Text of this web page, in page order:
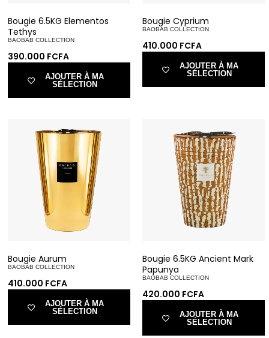
Bougie 6.5KG Elementos
Tethys
BAOBAB COLLECTION
390.000 FCFA
AJOUTER À MA
SÉLECTION
Bougie Cyprium
BAOBAB COLLECTION
410.000 FCFA
AJOUTER À MA
SÉLECTION
Bougie Aurum
BAOBAB COLLECTION
410.000 FCFA
AJOUTER À MA
SÉLECTION
Bougie 6.5KG Ancient Mark
Papunya
BAOBAB COLLECTION
420.000 FCFA
AJOUTER À MA
SÉLECTION